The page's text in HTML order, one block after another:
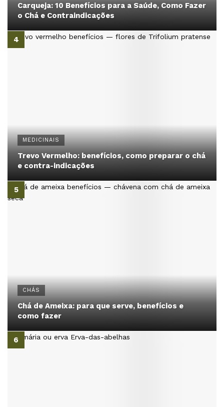
Carqueja: 10 Benefícios para a Saúde, Como Fazer
o Chá e Contraindicações
MEDICINAIS
Trevo Vermelho: benefícios, como preparar o chá
e contra-indicações
CHÁS
Chá de Ameixa: para que serve, benefícios e
como fazer